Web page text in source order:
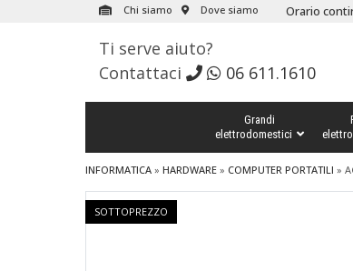
Chi siamo Dove siamo Orario
Ti serve aiuto?
Contattaci
06 611.1610
Grandi
elettrodomestici
INFORMATICA» HARDWARE» COMPUTER PORTATILI »
SOTTOPREZZO